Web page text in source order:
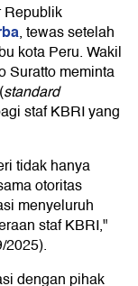
Republik
, tewas setelah
kota Peru. Wakil
Suratto meminta
standard
staf KBRI yang
tidak hanya
otoritas
menyeluruh
staf KBRI,"
2025).
dengan pihak